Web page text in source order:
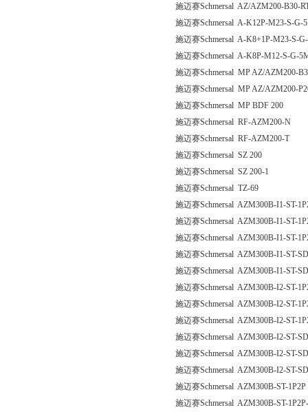
施迈赛Schmersal AZ/AZM200-B30-
施迈赛Schmersal A-K12P-M23-S-G-
施迈赛Schmersal A-K8+1P-M23-S-
施迈赛Schmersal A-K8P-M12-S-G-
施迈赛Schmersal MP AZ/AZM200-
施迈赛Schmersal MP AZ/AZM200-
施迈赛Schmersal MP BDF 200
施迈赛Schmersal RF-AZM200-N
施迈赛Schmersal RF-AZM200-T
施迈赛Schmersal SZ 200
施迈赛Schmersal SZ 200-1
施迈赛Schmersal TZ-69
施迈赛Schmersal AZM300B-I1-ST-
施迈赛Schmersal AZM300B-I1-ST-
施迈赛Schmersal AZM300B-I1-ST-
施迈赛Schmersal AZM300B-I1-ST-
施迈赛Schmersal AZM300B-I1-ST-
施迈赛Schmersal AZM300B-I2-ST-
施迈赛Schmersal AZM300B-I2-ST-
施迈赛Schmersal AZM300B-I2-ST-
施迈赛Schmersal AZM300B-I2-ST-
施迈赛Schmersal AZM300B-I2-ST-
施迈赛Schmersal AZM300B-I2-ST-
施迈赛Schmersal AZM300B-ST-1P2P
施迈赛Schmersal AZM300B-ST-